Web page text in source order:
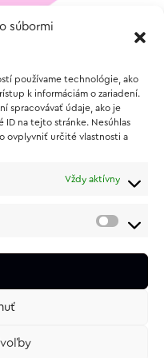
súbormi
používame technológie, ako
k informáciám o zariadení.
spracovávať údaje, ako je
na tejto stránke. Nesúhlas
ovplyvniť určité vlastnosti a
Vždy aktívny